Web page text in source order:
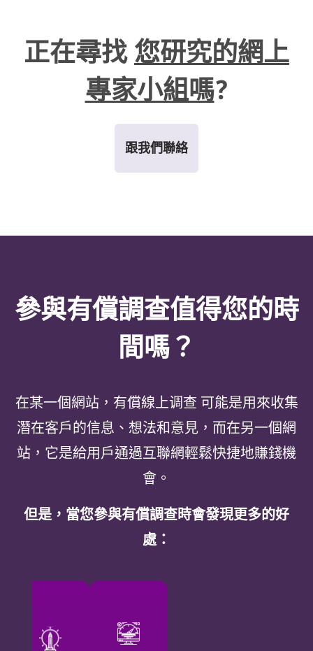
正在尋找您研究的網上
專家小組嗎?
跟我們聯絡
參與有償調查值得您的時
間嗎？
在某一個網站，有償線上调查 可能是用來收集
潛在客戶的信息、想法和意見，而在另一個網
站，它是給用戶通過互聯網輕鬆快捷地賺錢機
會。
但是，當您參與有償調查時會發現更多的好
處：